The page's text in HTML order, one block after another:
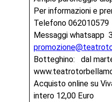
Per informazioni e
Telefono 062010579
Messaggi whatsapp
Botteghino: dal
Acquisto online su
intero 12,00 Euro